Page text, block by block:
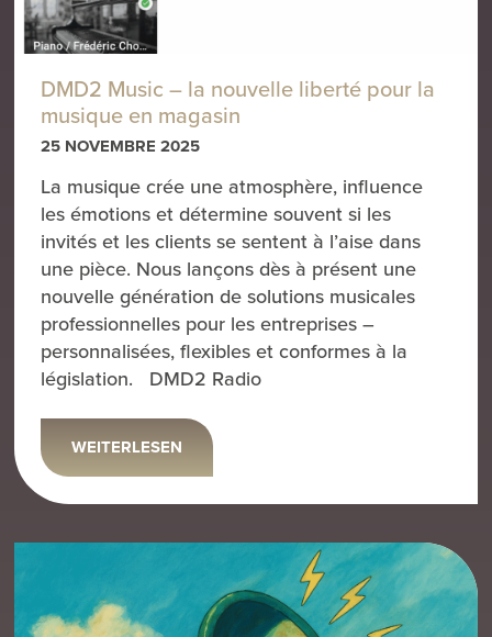
DMD2 Music – la nouvelle liberté pour la
musique en magasin
25 NOVEMBRE 2025
La musique crée une atmosphère, influence
les émotions et détermine souvent si les
invités et les clients se sentent à l’aise dans
une pièce. Nous lançons dès à présent une
nouvelle génération de solutions musicales
professionnelles pour les entreprises –
personnalisées, flexibles et conformes à la
législation. DMD2 Radio
WEITERLESEN